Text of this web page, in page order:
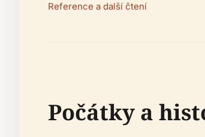
Reference a další čtení
Počátky a